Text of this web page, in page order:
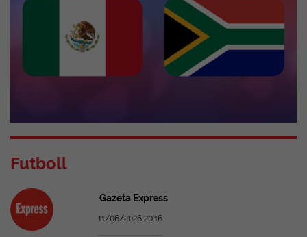
Futboll
Gazeta Express
11/06/2026 20:16